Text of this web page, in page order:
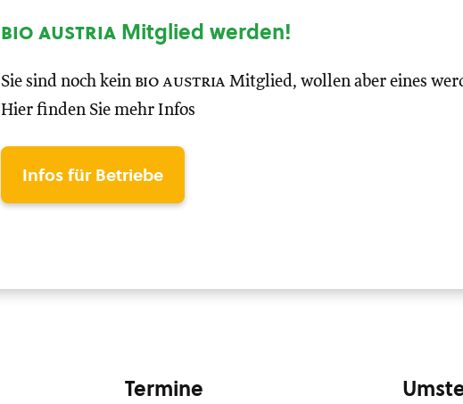
bio austria Mitglied werden!
Sie sind noch kein bio austria Mitglied, wollen aber eines
Hier finden Sie mehr Infos
Infos für Betriebe
Termine